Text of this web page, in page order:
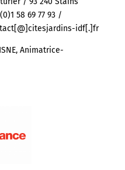
58 69 77 93 /
idf[.]fr
Animatrice-